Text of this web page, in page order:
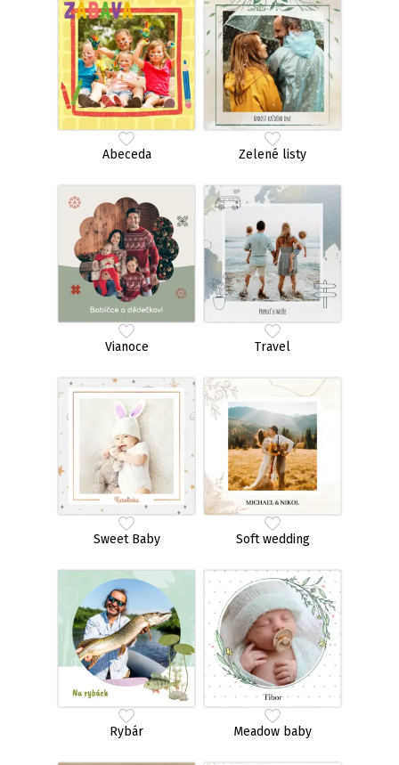
Abeceda Zelené listy
Vianoce Travel
Sweet Baby Soft wedding
Rybár Meadow baby